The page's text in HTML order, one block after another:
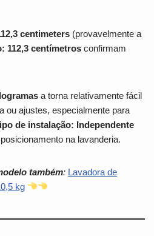
centimeters (provavelmente a
112,3 centímetros confirmam
a torna relativamente fácil
ou ajustes, especialmente para
de instalação: Independente
na lavanderia.
também: Lavadora de
kg